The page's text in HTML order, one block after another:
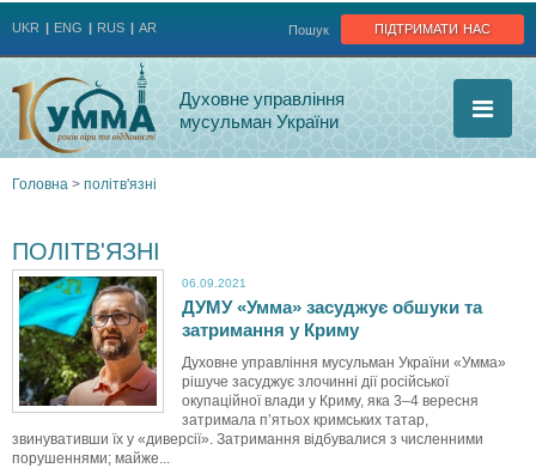
підтримати нас
Пошук
UKR ENG RUS AR
Духовне управління
мусульман України
є
тут
Головна > політв'язні
ПОЛІТВ'ЯЗНІ
06.09.2021
ДУМУ «Умма» засуджує обшуки та
затримання у Криму
Духовне управління мусульман України «Умма»
рішуче засуджує злочинні дії російської
окупаційної влади у Криму, яка 3–4 вересня
затримала п’ятьох кримських татар,
звинувативши їх у «диверсії». Затримання відбувалися з численними
порушеннями; майже...